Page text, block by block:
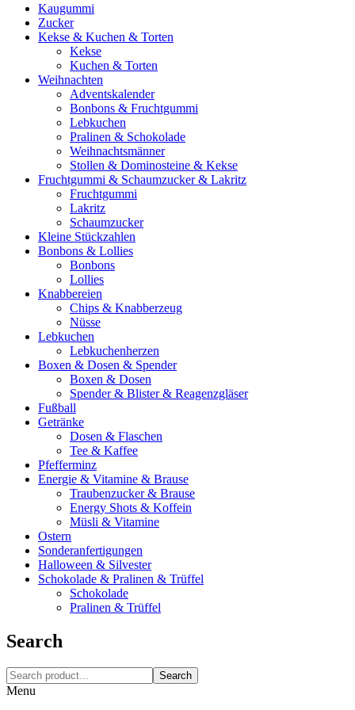
Kaugummi
Zucker
Kekse & Kuchen & Torten
Kekse
Kuchen & Torten
Weihnachten
Adventskalender
Bonbons & Fruchtgummi
Lebkuchen
Pralinen & Schokolade
Weihnachtsmänner
Stollen & Dominosteine & Kekse
Fruchtgummi & Schaumzucker & Lakritz
Fruchtgummi
Lakritz
Schaumzucker
Kleine Stückzahlen
Bonbons & Lollies
Bonbons
Lollies
Knabbereien
Chips & Knabberzeug
Nüsse
Lebkuchen
Lebkuchenherzen
Boxen & Dosen & Spender
Boxen & Dosen
Spender & Blister & Reagenzgläser
Fußball
Getränke
Dosen & Flaschen
Tee & Kaffee
Pfefferminz
Energie & Vitamine & Brause
Traubenzucker & Brause
Energy Shots & Koffein
Müsli & Vitamine
Ostern
Sonderanfertigungen
Halloween & Silvester
Schokolade & Pralinen & Trüffel
Schokolade
Pralinen & Trüffel
Search
Search
Menu